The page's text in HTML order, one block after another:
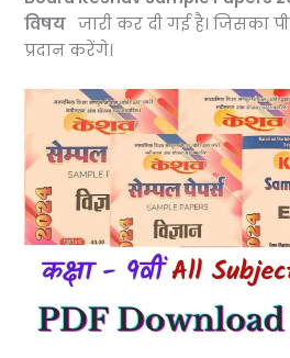
विषय जारी कर दी गई है। जिसका
प्रदान करेंगे।